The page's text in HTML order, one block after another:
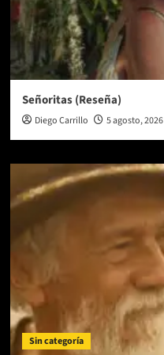
Señoritas (Reseña)
Diego Carrillo 5 agosto, 2026
Sin categoría